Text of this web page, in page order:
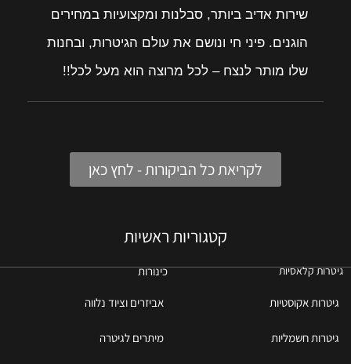
שירות אדיב ביותר, סבלנות ומקצועיות במחירים
הוגנים. פיני חי ונושם את עולם הגיטרות, ובחנות
שלו מותר לנצח – לכל מרוצה הוא מעל לכל!!
לקריאת כל הביקורות - לחץ כאן
קטגוריות ראשיות
גיטרות קלאסיות כינורות
גיטרות אקוסטיות אביזרים וציוד נלווה
גיטרות חשמליות מיתרים לגיטרה